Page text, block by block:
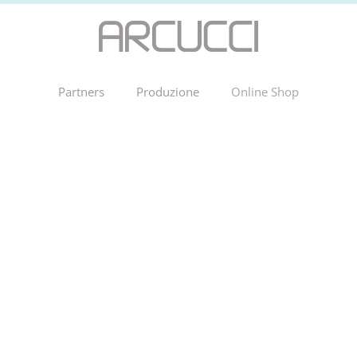
Partners Produzione Online Shop